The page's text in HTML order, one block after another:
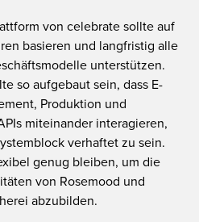
von celebrate sollte auf
basieren und langfristig alle
unterstützen.
so aufgebaut sein, dass E-
Produktion und
miteinander interagieren,
verhaftet zu sein.
genug bleiben, um die
von Rosemood und
abzubilden.